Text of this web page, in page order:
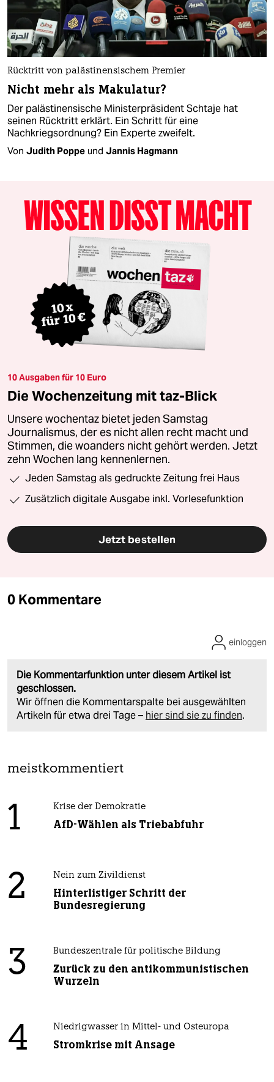
Rücktritt von palästinensischem Premier
Nicht mehr als Makulatur?
Der palästinensische Ministerpräsident Schtaje hat
seinen Rücktritt erklärt. Ein Schritt für eine
Nachkriegsordnung? Ein Experte zweifelt.
Von Judith Poppe und Jannis Hagmann
10 Ausgaben für 10 Euro
Die Wochenzeitung mit taz-Blick
Unsere wochentaz bietet jeden Samstag
Journalismus, der es nicht allen recht macht und
Stimmen, die woanders nicht gehört werden. Jetzt
zehn Wochen lang kennenlernen.
Jeden Samstag als gedruckte Zeitung frei Haus
Zusätzlich digitale Ausgabe inkl. Vorlesefunktion
Jetzt bestellen
0 Kommentare
Die Kommentarfunktion unter diesem Artikel ist
geschlossen.
Wir öffnen die Kommentarspalte bei ausgewählten
Artikeln für etwa drei Tage – hier sind sie zu finden.
einloggen
meistkommentiert
1 Krise der Demokratie
AfD-Wählen als Triebabfuhr
2 Nein zum Zivildienst
Hinterlistiger Schritt der
Bundesregierung
3 Bundeszentrale für politische Bildung
Zurück zu den antikommunistischen
Wurzeln
4 Niedrigwasser in Mittel- und Osteuropa
Stromkrise mit Ansage